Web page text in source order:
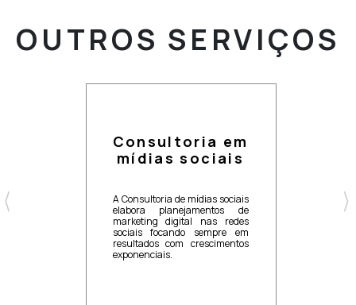
OUTROS SERVIÇOS
Consultoria em
mídias sociais
A Consultoria de mídias sociais
elabora planejamentos de
marketing digital nas redes
sociais focando sempre em
resultados com crescimentos
exponenciais.